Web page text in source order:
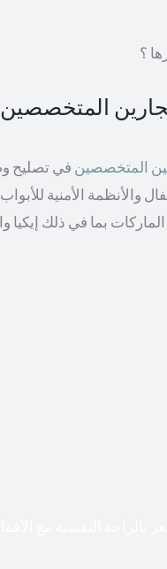
؟
المتخصصين في تصليح
والأنظمة الأمنية